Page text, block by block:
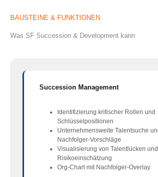
BAUSTEINE & FUNKTIONEN
Was SF Succession & Development kann
Succession Management
Identifizierung kritischer Rollen und
Schlüsselpositionen
Unternehmensweite Talentsuche
Nachfolger-Vorschläge
Visualisierung von Talentlücken und
Risikoeinschätzung
Org-Chart mit Nachfolger-Overlay